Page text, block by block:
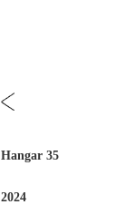
Hangar 35
2024